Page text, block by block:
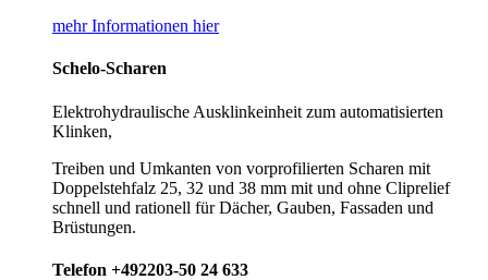
mehr Informationen hier
Schelo-Scharen
Elektrohydraulische Ausklinkeinheit zum automatisierten
Klinken,
Treiben und Umkanten von vorprofilierten Scharen mit
Doppelstehfalz 25, 32 und 38 mm mit und ohne Cliprelief
schnell und rationell für Dächer, Gauben, Fassaden und
Brüstungen.
Telefon +492203-50 24 633